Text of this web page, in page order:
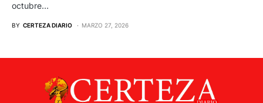
octubre…
BY CERTEZA DIARIO MARZO 27, 2026